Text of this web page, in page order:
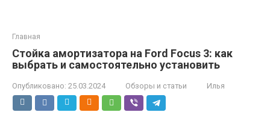
Главная
Стойка амортизатора на Ford Focus 3: как
выбрать и самостоятельно установить
Опубликовано: 25.03.2024 Обзоры и статьи Илья